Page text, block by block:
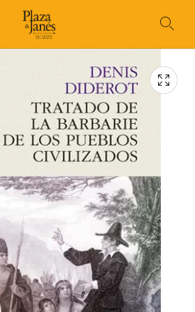
Arte Biografía
Gastronomía
Humor gráfico-
Comic
Literatura infantil